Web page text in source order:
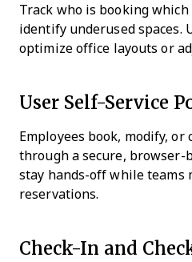
Track who is booking which
identify underused spaces.
optimize office layouts or
User Self-Service
Employees book, modify,
through a secure, browser-
stay hands-off while teams
reservations.
Check-In and